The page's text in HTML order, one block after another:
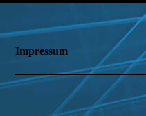
Impressum